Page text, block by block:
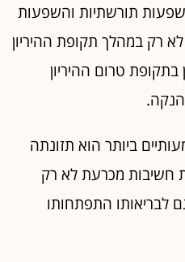
תורשתיות והשפעות
רק במהלך תקופת ההיריון
טרום ההיריון
ביותר הוא תזונתה
מכרעת לא רק
לבריאותו התפתחותו